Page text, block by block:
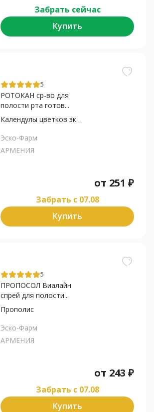
Забрать сейчас
Купить
5
РОТОКАН ср-во для
полости рта готов...
Календулы цветков экстракт...
Эско-Фарм
АРМЕНИЯ
от 251 ₽
Забрать c 07.08
Купить
5
ПРОПОСОЛ Виалайн
спрей для полости...
Прополис
Эско-Фарм
АРМЕНИЯ
от 243 ₽
Забрать c 07.08
Купить